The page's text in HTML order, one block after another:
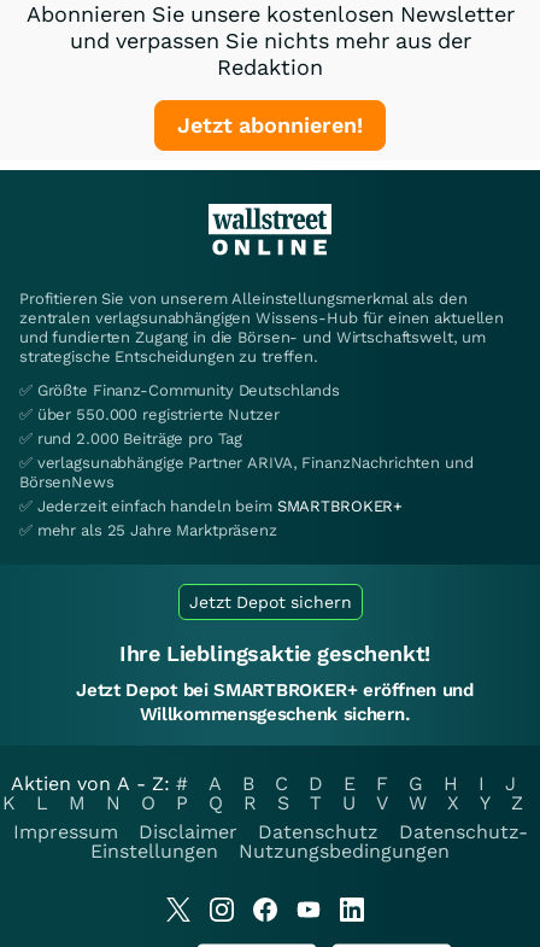
Abonnieren Sie unsere kostenlosen Newsletter
und verpassen Sie nichts mehr aus der
Redaktion
Jetzt abonnieren!
Profitieren Sie von unserem Alleinstellungsmerkmal als den
zentralen verlagsunabhängigen Wissens-Hub für einen aktuellen
und fundierten Zugang in die Börsen- und Wirtschaftswelt, um
strategische Entscheidungen zu treffen.
✅ Größte Finanz-Community Deutschlands
✅ über 550.000 registrierte Nutzer
✅ rund 2.000 Beiträge pro Tag
✅ verlagsunabhängige Partner ARIVA, FinanzNachrichten und
BörsenNews
✅ Jederzeit einfach handeln beim SMARTBROKER+
✅ mehr als 25 Jahre Marktpräsenz
Jetzt Depot sichern
Ihre Lieblingsaktie geschenkt!
Jetzt Depot bei SMARTBROKER+ eröffnen und
Willkommensgeschenk sichern.
Aktien von A - Z: # A B C D E F G H I
J
K
L M N O P Q R S T U V W X Y
Z
Impressum
Disclaimer Datenschutz
Datenschutz-
Einstellungen
Nutzungsbedingungen